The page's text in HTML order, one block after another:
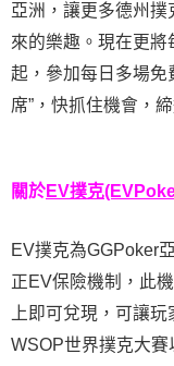
亞洲，讓更多德州
來的樂趣。現在更將
起，參加每日多場免
席”，快抓住機會，
關於EV撲克
EV撲克為GGPoker
正EV保險機制，此
上即可兌現，可讓
WSOP世界撲克大賽